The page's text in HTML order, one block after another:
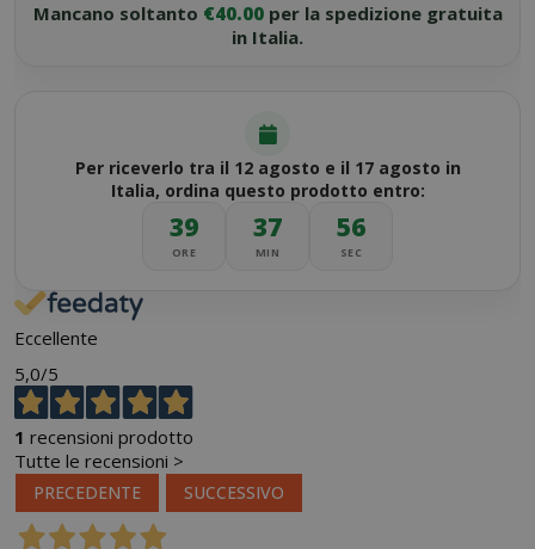
Mancano soltanto €40.00per la spedizione gratuita
in Italia.
Per riceverlo tra il 12 agosto e il 17 agosto in
Italia, ordina questo prodotto entro:
39
ORE
37
MIN
56
SEC
Eccellente
5,0/5
1 recensioni prodotto
Tutte le recensioni >
PRECEDENTE SUCCESSIVO